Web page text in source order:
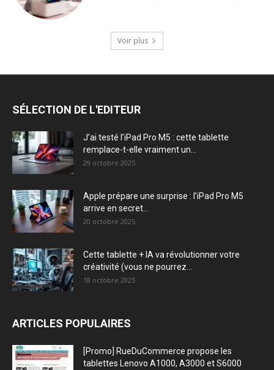
Voir plus
SÉLECTION DE L'EDITEUR
J’ai testé l’iPad Pro M5 : cette tablette
remplace-t-elle vraiment un...
29 octobre 2025
Apple prépare une surprise : l’iPad Pro M5
arrive en secret...
20 octobre 2025
Cette tablette + IA va révolutionner votre
créativité (vous ne pourrez...
18 octobre 2025
ARTICLES POPULAIRES
[Promo] RueDuCommerce propose les
tablettes Lenovo A1000, A3000 et S6000